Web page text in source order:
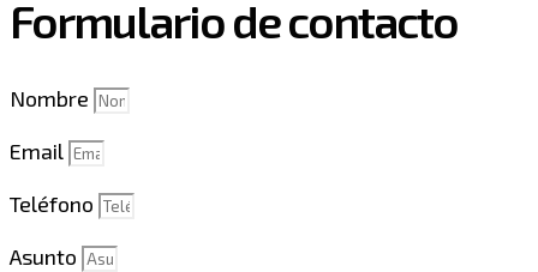
Formulario de contacto
Nombre
Email
Teléfono
Asunto